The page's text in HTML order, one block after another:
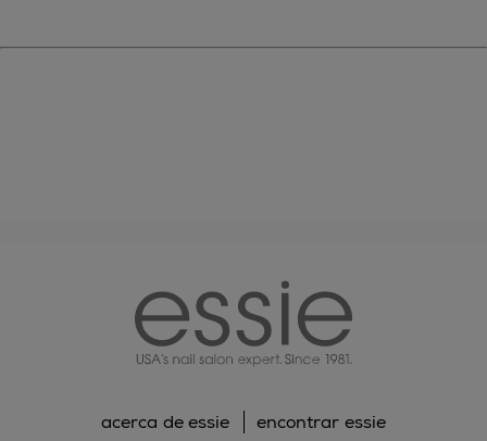
acerca de essie
encontrar essie